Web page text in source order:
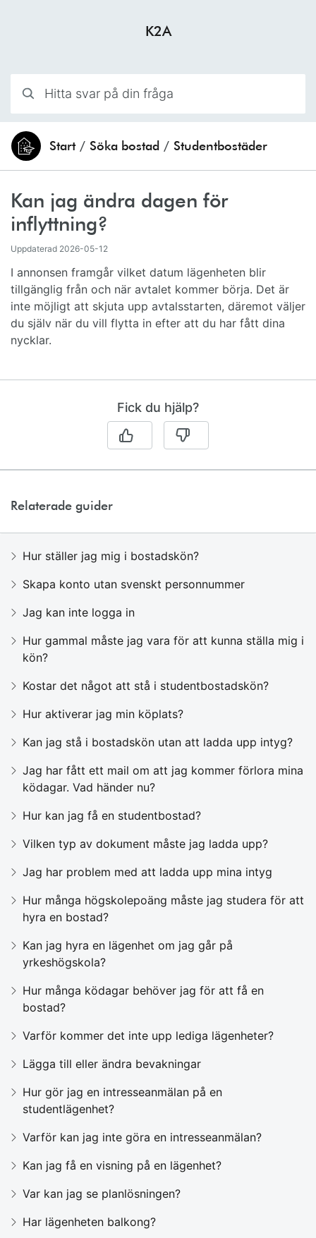
K2A
Du är här:Start / Söka bostad / Studentbostäder
Kan jag ändra dagen för
inflyttning?
Uppdaterad 2026-05-12
I annonsen framgår vilket datum lägenheten blir
tillgänglig från och när avtalet kommer börja. Det är
inte möjligt att skjuta upp avtalsstarten, däremot väljer
du själv när du vill flytta in efter att du har fått dina
nycklar.
Fick du hjälp?
Relaterade guider
Hur ställer jag mig i bostadskön?
Skapa konto utan svenskt personnummer
Jag kan inte logga in
Hur gammal måste jag vara för att kunna ställa mig i
kön?
Kostar det något att stå i studentbostadskön?
Hur aktiverar jag min köplats?
Kan jag stå i bostadskön utan att ladda upp intyg?
Jag har fått ett mail om att jag kommer förlora mina
ködagar. Vad händer nu?
Hur kan jag få en studentbostad?
Vilken typ av dokument måste jag ladda upp?
Jag har problem med att ladda upp mina intyg
Hur många högskolepoäng måste jag studera för att
hyra en bostad?
Kan jag hyra en lägenhet om jag går på
yrkeshögskola?
Hur många ködagar behöver jag för att få en
bostad?
Varför kommer det inte upp lediga lägenheter?
Lägga till eller ändra bevakningar
Hur gör jag en intresseanmälan på en
studentlägenhet?
Varför kan jag inte göra en intresseanmälan?
Kan jag få en visning på en lägenhet?
Var kan jag se planlösningen?
Har lägenheten balkong?